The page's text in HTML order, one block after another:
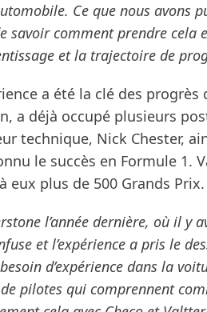
Ce que nous avons
savoir comment prendre
et la trajectoire de
a été la clé des
a déjà occupé plusieurs
technique, Nick Chester,
le succès en Formule 1.
eux plus de 500 Grands Prix.
l’année dernière, où il y
et l’expérience a pris le
d’expérience dans la
pilotes qui comprennent